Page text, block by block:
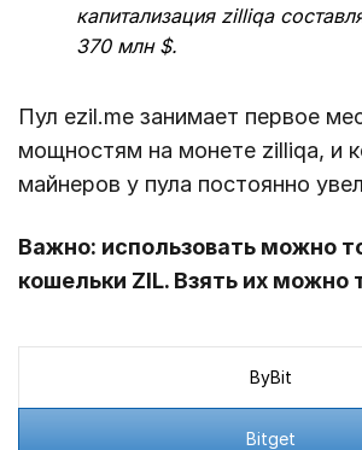
капитализация zilliqa
370 млн $.
Пул ezil.me занимает первое
мощностям на монете zilliqa, и
майнеров у пула постоянно
Важно: использовать можно
кошельки ZIL. Взять их можно
ByBit
Bitget